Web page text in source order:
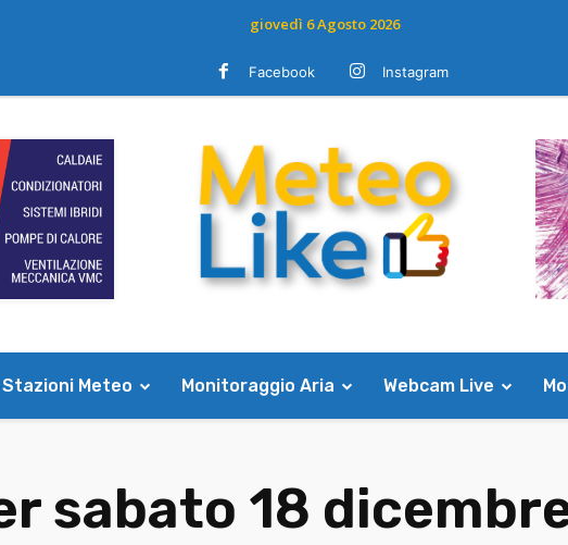
giovedì 6 Agosto 2026
Facebook Instagram
Stazioni Meteo Monitoraggio Aria Webcam Live
sabato 18